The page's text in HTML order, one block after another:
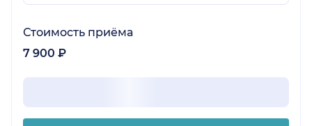
Стоимость приёма
7 900 ₽